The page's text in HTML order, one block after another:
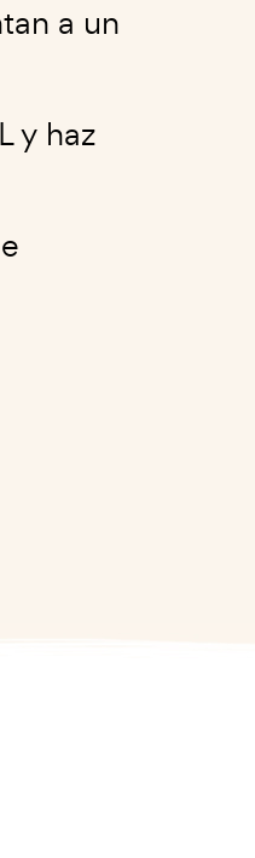
a un
y haz